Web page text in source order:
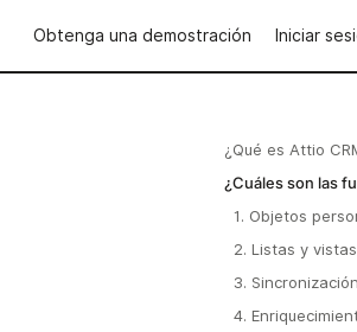
Obtenga una demostración Iniciar
¿Qué es Attio
¿Cuáles son las
1. Objetos
2. Listas y
3.
4.